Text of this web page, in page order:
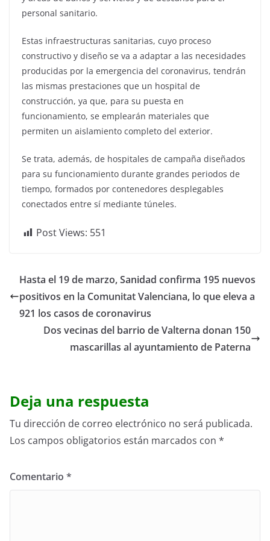
personal sanitario.
Estas infraestructuras sanitarias, cuyo proceso
constructivo y diseño se va a adaptar a las necesidades
producidas por la emergencia del coronavirus, tendrán
las mismas prestaciones que un hospital de
construcción, ya que, para su puesta en
funcionamiento, se emplearán materiales que
permiten un aislamiento completo del exterior.
Se trata, además, de hospitales de campaña diseñados
para su funcionamiento durante grandes periodos de
tiempo, formados por contenedores desplegables
conectados entre sí mediante túneles.
Post Views: 551
Hasta el 19 de marzo, Sanidad confirma 195 nuevos
positivos en la Comunitat Valenciana, lo que eleva a
921 los casos de coronavirus
Dos vecinas del barrio de Valterna donan 150
mascarillas al ayuntamiento de Paterna
Deja una respuesta
Tu dirección de correo electrónico no será publicada.
Los campos obligatorios están marcados con *
Comentario *